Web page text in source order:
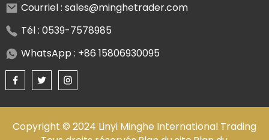
Courriel : sales@minghetrader.com
Tél : 0539-7578985
WhatsApp : +86 15806930095
Copyright © 2024 Linyi Minghe International Trading